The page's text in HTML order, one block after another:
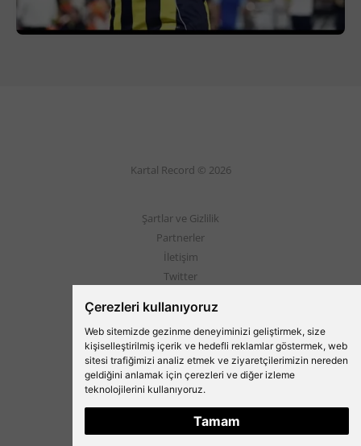
Çerezleri kullanıyoruz
Web sitemizde gezinme deneyiminizi geliştirmek, size
kişiselleştirilmiş içerik ve hedefli reklamlar göstermek, web
sitesi trafiğimizi analiz etmek ve ziyaretçilerimizin nereden
geldiğini anlamak için çerezleri ve diğer izleme
teknolojilerini kullanıyoruz.
Tamam
Kartal Record © 2026
Şartlar ve Gizlilik
Partnerler
İletişim
Twitter
Beşiktaş'ın Medyası